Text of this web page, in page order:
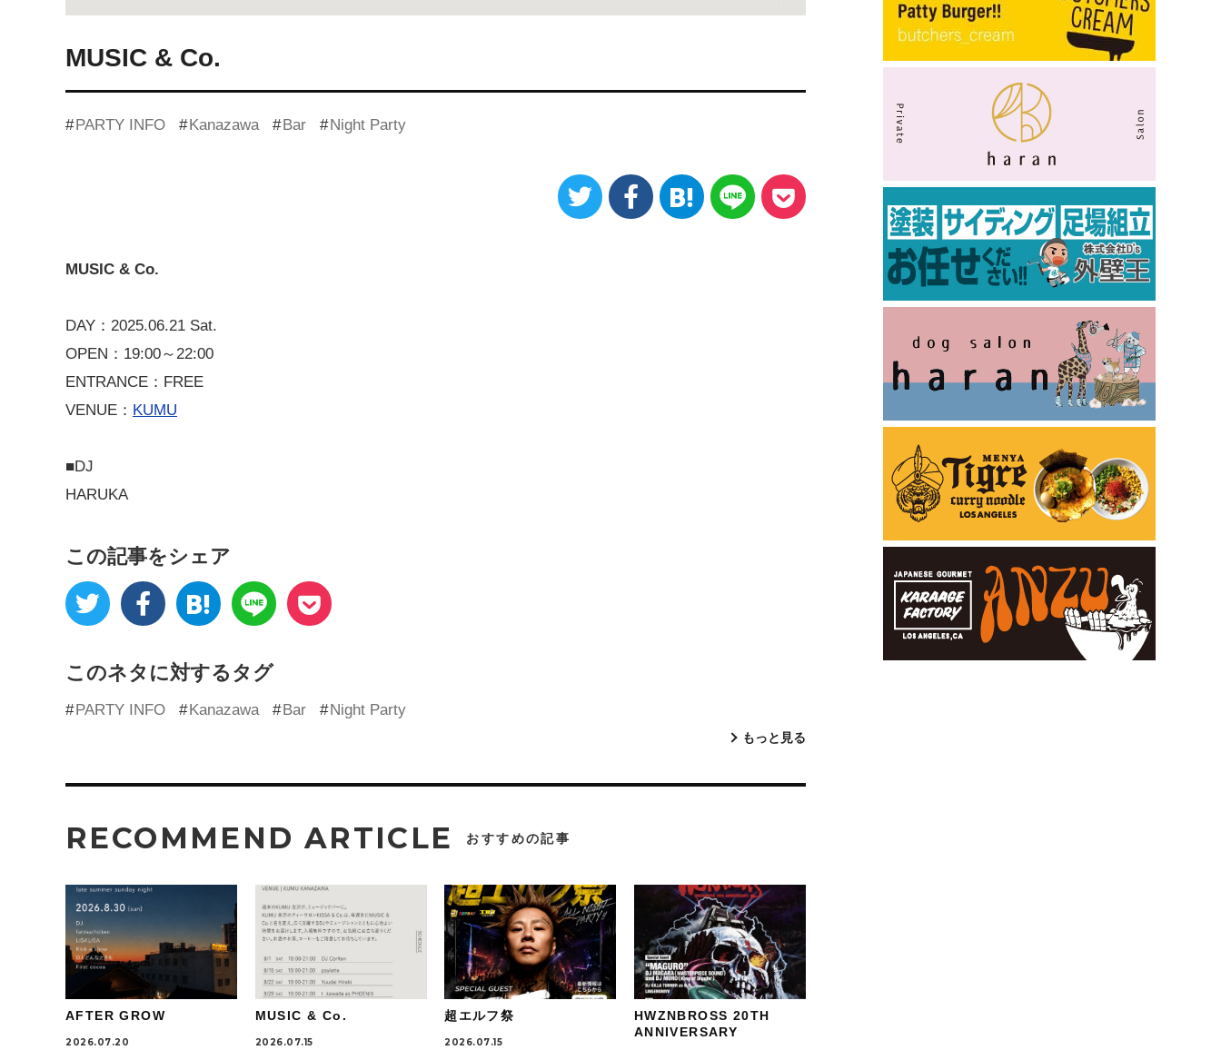
MUSIC & Co.
PARTY INFO Kanazawa Bar Night Party
MUSIC & Co.
DAY：2025.06.21 Sat.
OPEN：19:00～22:00
ENTRANCE：FREE
VENUE： KUMU
■DJ
HARUKA
この記事をシェア
このネタに対するタグ
PARTY INFO Kanazawa Bar Night Party
もっと見る
RECOMMEND ARTICLE おすすめの記事
AFTER GROW
2026.07.20
MUSIC & Co.
2026.07.15
超エルフ祭
2026.07.15
HWZNBROSS 20TH
ANNIVERSARY